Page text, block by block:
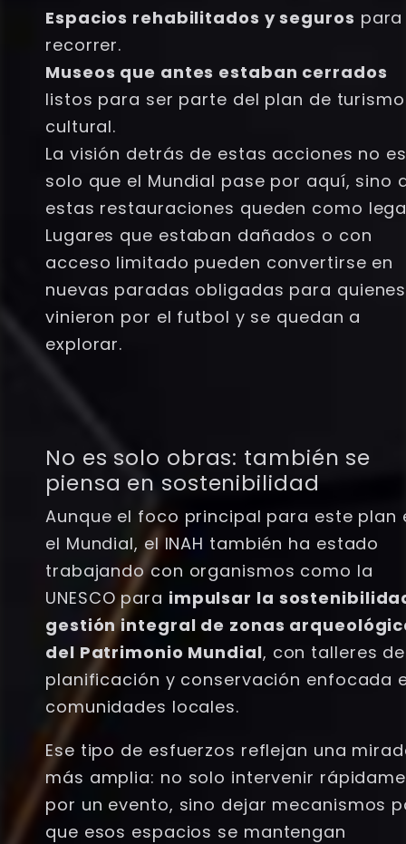
Espacios rehabilitados y seguros para
recorrer.
Museos que antes estaban cerrados
listos para ser parte del plan de turismo
cultural.
La visión detrás de estas acciones no es
solo que el Mundial pase por aquí, sino
estas restauraciones queden como
Lugares que estaban dañados o con
acceso limitado pueden convertirse en
nuevas paradas obligadas para
vinieron por el futbol y se quedan a
explorar.
No es solo obras: también se
piensa en sostenibilidad
Aunque el foco principal para este plan
el Mundial, el INAH también ha estado
trabajando con organismos como la
UNESCO para impulsar la
gestión integral de zonas
del Patrimonio Mundial, con talleres de
planificación y conservación enfocada
comunidades locales.
Ese tipo de esfuerzos reflejan una
más amplia: no solo intervenir
por un evento, sino dejar mecanismos
que esos espacios se mantengan